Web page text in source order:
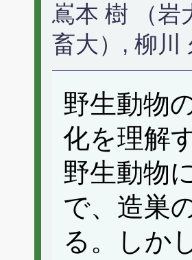
嶌本 樹 （岩
畜大）, 柳川
野生動物
化を理解
野生動物
で、造巣
る。しか